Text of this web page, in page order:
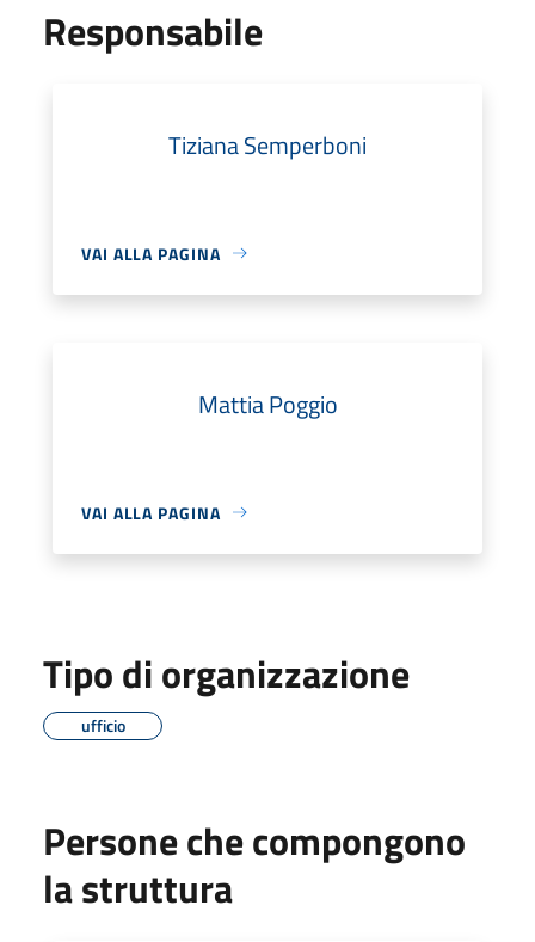
Responsabile
Tiziana Semperboni
VAI ALLA PAGINA
Mattia Poggio
VAI ALLA PAGINA
Tipo di organizzazione
ufficio
Persone che compongono
la struttura